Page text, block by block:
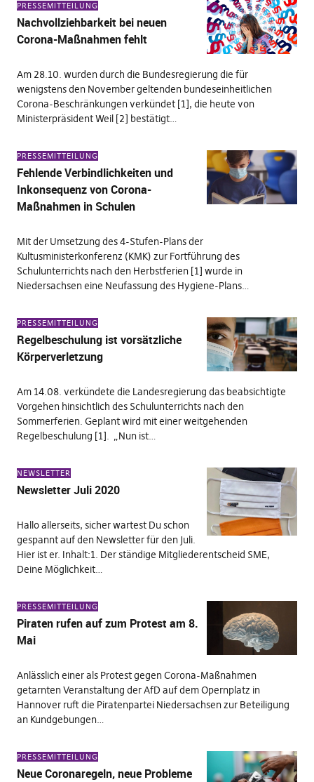
PRESSEMITTEILUNG
Nachvollziehbarkeit bei neuen
Corona-Maßnahmen fehlt
Am 28.10. wurden durch die Bundesregierung die für
wenigstens den November geltenden bundeseinheitlichen
Corona-Beschränkungen verkündet [1], die heute von
Ministerpräsident Weil [2] bestätigt…
PRESSEMITTEILUNG
Fehlende Verbindlichkeiten und
Inkonsequenz von Corona-
Maßnahmen in Schulen
Mit der Umsetzung des 4-Stufen-Plans der
Kultusministerkonferenz (KMK) zur Fortführung des
Schulunterrichts nach den Herbstferien [1] wurde in
Niedersachsen eine Neufassung des Hygiene-Plans…
PRESSEMITTEILUNG
Regelbeschulung ist vorsätzliche
Körperverletzung
Am 14.08. verkündete die Landesregierung das beabsichtigte
Vorgehen hinsichtlich des Schulunterrichts nach den
Sommerferien. Geplant wird mit einer weitgehenden
Regelbeschulung [1]. „Nun ist…
NEWSLETTER
Newsletter Juli 2020
Hallo allerseits, sicher wartest Du schon
gespannt auf den Newsletter für den Juli.
Hier ist er. Inhalt:1. Der ständige Mitgliederentscheid SME,
Deine Möglichkeit…
PRESSEMITTEILUNG
Piraten rufen auf zum Protest am 8.
Mai
Anlässlich einer als Protest gegen Corona-Maßnahmen
getarnten Veranstaltung der AfD auf dem Opernplatz in
Hannover ruft die Piratenpartei Niedersachsen zur Beteiligung
an Kundgebungen…
PRESSEMITTEILUNG
Neue Coronaregeln, neue Probleme